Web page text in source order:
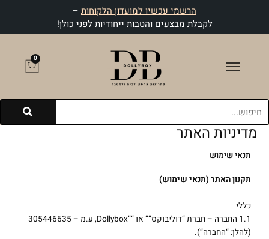
הרשמי עכשיו למועדון הלקוחות –
לקבלת מבצעים והטבות ייחודיות לפני כולן!
0
עגלת
מדיניות האתר
תנאי שימוש
תקנון האתר (תנאי שימוש)
כללי
1.1 החברה – חברת “דוליבוקס”” או “”Dollybox, ע.מ – 305446635
(להלן: “החברה“).